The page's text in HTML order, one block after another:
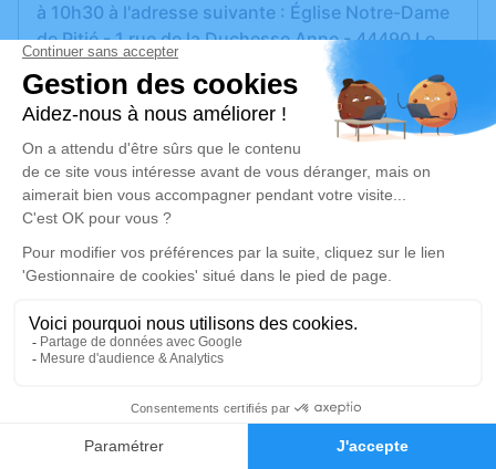
Faire-part Hommages
à 10h30 à l'adresse suivante : Église Notre-Dame
de Pitié - 1 rue de la Duchesse Anne - 44490 Le
Croisic. Suivi de la cérémonie au crématorium de
St Nazaire à 14h.
Nous vous invitons à utiliser cet espace pour
laisser vos condoléances, partager des photos
souvenirs, une anecdote ou exprimer vos
pensées à travers des poèmes ou des textes. Cet
endroit est un lieu d'expression dédié à honorer la
mémoire de Gérard LOUIS.
Un service de plantation d’arbre hommage est
disponible ici.
Je rends hommage